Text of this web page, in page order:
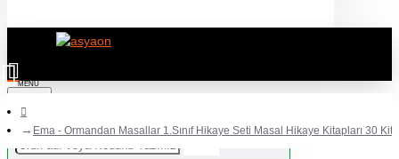
Ema - Ormandan Masallar 1.Sınıf Hikaye Seti Masal Hikaye Kitapları 30